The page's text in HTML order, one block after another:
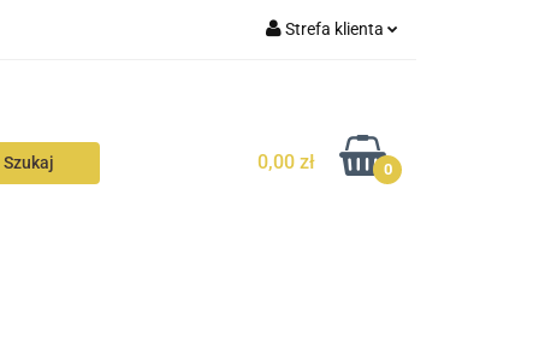
Strefa klienta
Dodaj zgłoszenie
0,00 zł 0